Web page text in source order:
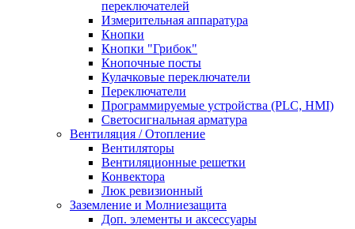
переключателей
Измерительная аппаратура
Кнопки
Кнопки "Грибок"
Кнопочные посты
Кулачковые переключатели
Переключатели
Программируемые устройства (PLC, HMI)
Светосигнальная арматура
Вентиляция / Отопление
Вентиляторы
Вентиляционные решетки
Конвектора
Люк ревизионный
Заземление и Молниезащита
Доп. элементы и аксессуары